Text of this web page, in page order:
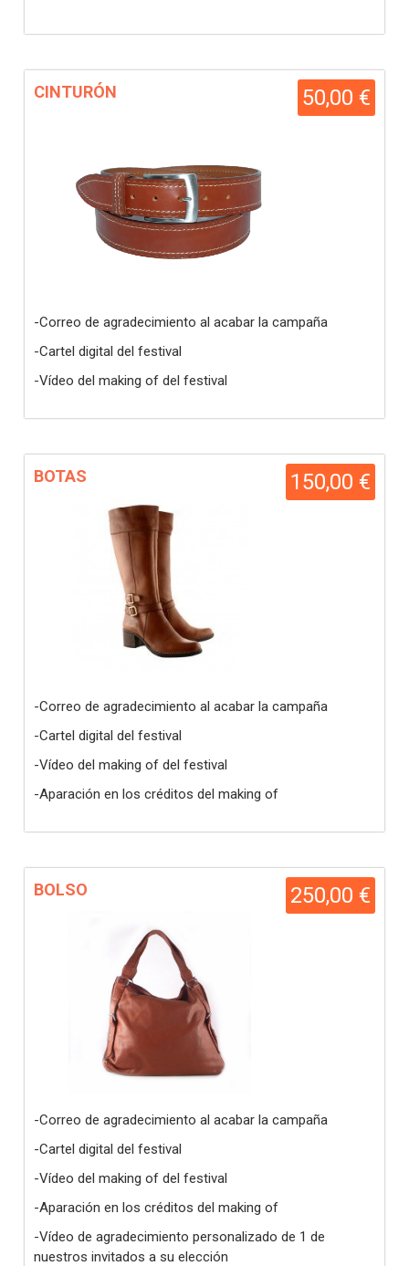
50,00 €
CINTURÓN
-Correo de agradecimiento al acabar la campaña
-Cartel digital del festival
-Vídeo del making of del festival
150,00 €
BOTAS
-Correo de agradecimiento al acabar la campaña
-Cartel digital del festival
-Vídeo del making of del festival
-Aparación en los créditos del making of
250,00 €
BOLSO
-Correo de agradecimiento al acabar la campaña
-Cartel digital del festival
-Vídeo del making of del festival
-Aparación en los créditos del making of
-Vídeo de agradecimiento personalizado de 1 de
nuestros invitados a su elección